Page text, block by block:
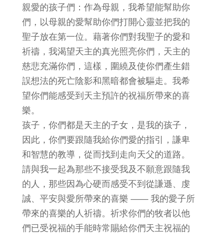
親愛的孩子們：作為母親，我希望能幫助你
們，以母親的愛幫助你們打開心靈並把我的
聖子放在第一位。藉著你們對我聖子的愛和
祈禱，我渴望天主的真光照亮你們，天主的
慈悲充滿你們，這樣，圍繞及使你們產生錯
誤想法的死亡陰影和黑暗都會被驅走。我希
望你們能感受到天主預許的祝福所帶來的喜
樂。
孩子，你們都是天主的子女，是我的孩子，
因此，你們要跟隨我給你們愛的指引，謙卑
和智慧的教導，從而找到走向天父的道路。
請與我一起為那些不接受我及不願意跟隨我
的人，那些因為心硬而感受不到從謙遜、虔
誠、平安與愛所帶來的喜樂 —— 我的愛子所
帶來的喜樂的人祈禱。祈求你們的牧者以他
們已受祝福的手能時常賜給你們天主祝福的